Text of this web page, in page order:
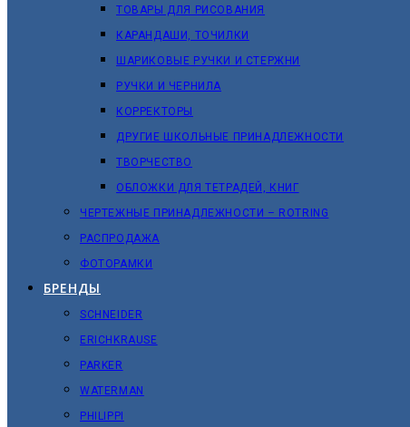
ТОВАРЫ ДЛЯ РИСОВАНИЯ
КАРАНДАШИ, ТОЧИЛКИ
ШАРИКОВЫЕ РУЧКИ И СТЕРЖНИ
РУЧКИ И ЧЕРНИЛА
КОРРЕКТОРЫ
ДРУГИЕ ШКОЛЬНЫЕ ПРИНАДЛЕЖНОСТИ
ТВОРЧЕСТВО
ОБЛОЖКИ ДЛЯ ТЕТРАДЕЙ, КНИГ
ЧЕРТЕЖНЫЕ ПРИНАДЛЕЖНОСТИ – ROTRING
РАСПРОДАЖА
ФОТОРАМКИ
БРЕНДЫ
SCHNEIDER
ERICHKRAUSE
PARKER
WATERMAN
PHILIPPI